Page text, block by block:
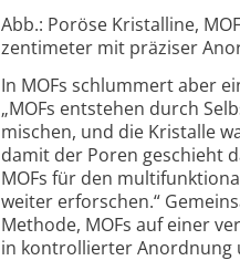
Abb.: Poröse Kristalline,
zenti­meter mit prä­ziser
In MOFs schlummert aber
„MOFs ent­stehen durch
mischen, und die Kris­talle
damit der Poren geschieht
MOFs für den
weiter erfor­schen.“
Methode, MOFs auf einer
in kontrol­lierter Anord­nung